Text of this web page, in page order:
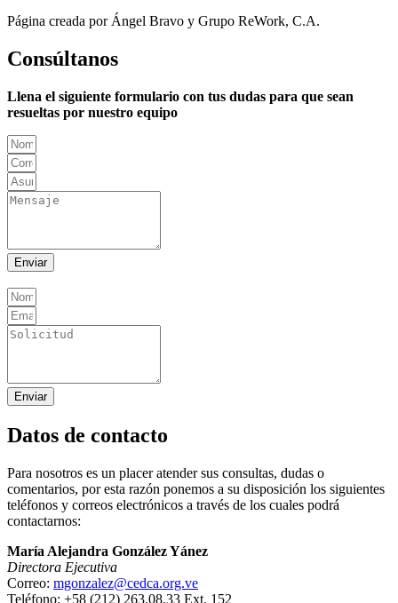
Página creada por Ángel Bravo y Grupo ReWork, C.A.
Consúltanos
Llena el siguiente formulario con tus dudas para que sean
resueltas por nuestro equipo
Enviar
Enviar
Datos de contacto
Para nosotros es un placer atender sus consultas, dudas o
comentarios, por esta razón ponemos a su disposición los siguientes
teléfonos y correos electrónicos a través de los cuales podrá
contactarnos:
María Alejandra González Yánez
Directora Ejecutiva
Correo: mgonzalez@cedca.org.ve
Teléfono: +58 (212) 263.08.33 Ext. 152